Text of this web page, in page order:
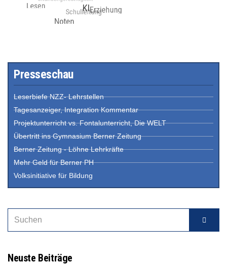
Presseschau
Leserbiefe NZZ- Lehrstellen
Tagesanzeiger, Integration Kommentar
Projektunterricht vs. Fontalunterricht, Die WELT
Übertritt ins Gymnasium Berner Zeitung
Berner Zeitung - Löhne Lehrkräfte
Mehr Geld für Berner PH
Volksinitiative für Bildung
Neuste Beiträge